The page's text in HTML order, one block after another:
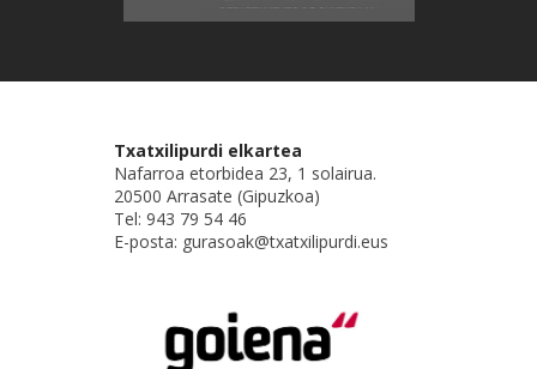
Txatxilipurdi elkartea
Nafarroa etorbidea 23, 1 solairua.
20500 Arrasate (Gipuzkoa)
Tel: 943 79 54 46
E-posta: gurasoak@txatxilipurdi.eus